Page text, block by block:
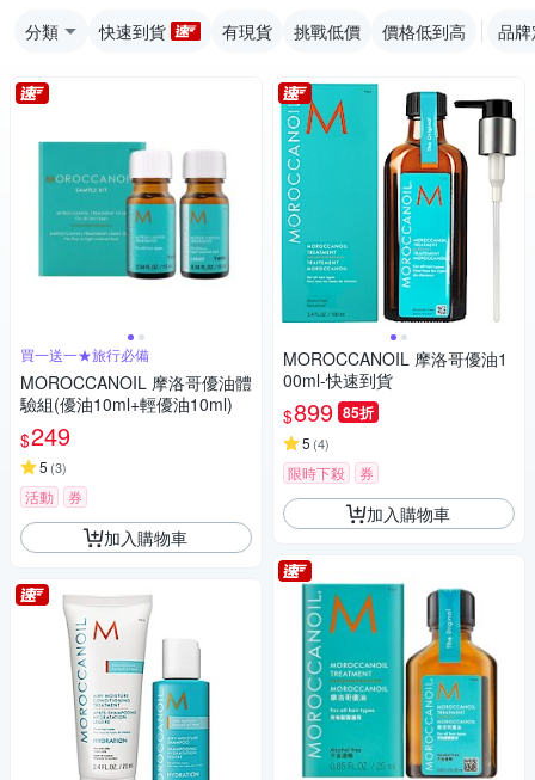
分類 快速到貨 有現貨 挑戰低價 價格低到高 品
買一送一★旅行必備
MOROCCANOIL 摩洛哥優油體
驗組(優油10ml+輕優油10ml)
$249
5 (3)
活動 券
加入購物車
MOROCCANOIL 摩洛哥優油1
00ml-快速到貨
$899 85折
5 (4)
限時下殺 券
加入購物車